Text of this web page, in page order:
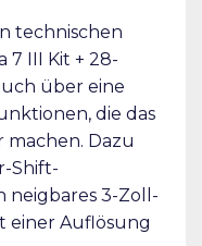
technischen
7 III Kit + 28-
über eine
die das
machen. Dazu
Shift-
neigbares 3-Zoll-
einer Auflösung